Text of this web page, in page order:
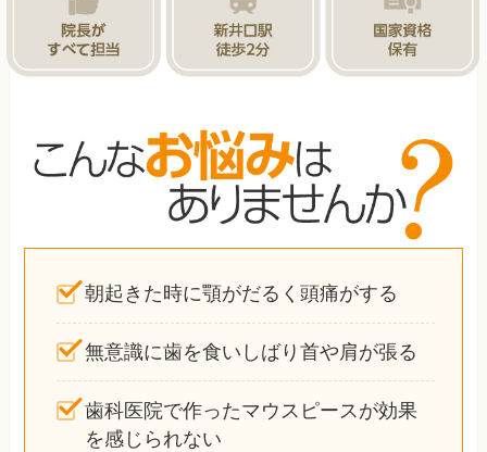
朝起きた時に顎がだるく頭痛がする
無意識に歯を食いしばり首や肩が張る
歯科医院で作ったマウスピースが効果
を感じられない